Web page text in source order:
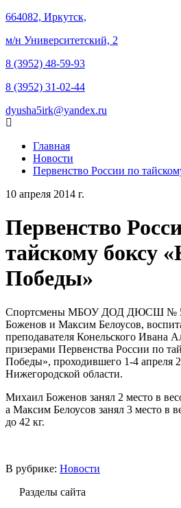
664082, Иркутск,
м/н Университетский, 2
8 (3952) 48-59-93
8 (3952) 31-02-44
dyusha5irk@yandex.ru
Главная
Новости
Первенство России по
10 апреля 2014 г.
Первенство
тайскому боксу
Победы»
Спортсмены МБОУ ДОД ДЮСШ № 5
Боженов и Максим Белоусов,
преподавателя Конельского Ивана
призерами Первенства России по
Победы», проходившего 1-4 апреля
Нижегородской области.
Михаил Боженов занял 2 место в
а Максим Белоусов занял 3 место в
до 42 кг.
В рубрике: Новости
Разделы сайта